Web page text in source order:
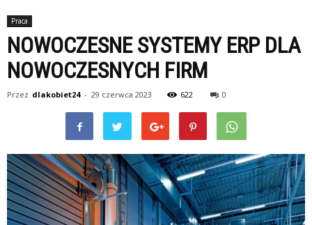
Praca
NOWOCZESNE SYSTEMY ERP DLA
NOWOCZESNYCH FIRM
Przez dlakobiet24 - 29 czerwca 2023 622 0